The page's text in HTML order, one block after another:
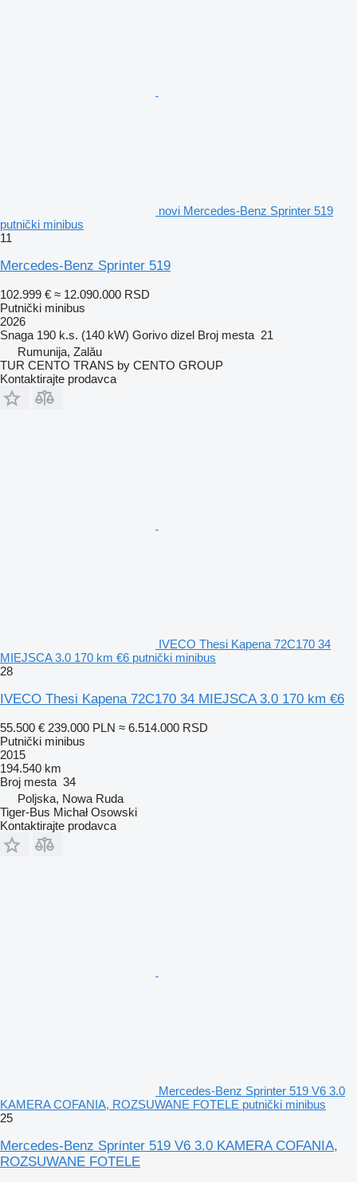
novi Mercedes-Benz Sprinter 519
putnički minibus
11
Mercedes-Benz Sprinter 519
102.999 € ≈ 12.090.000 RSD
Putnički minibus
2026
Snaga 190 k.s. (140 kW) Gorivo dizel Broj mesta 21
Rumunija, Zalău
TUR CENTO TRANS by CENTO GROUP
Kontaktirajte prodavca
IVECO Thesi Kapena 72C170 34
MIEJSCA 3.0 170 km €6 putnički minibus
28
IVECO Thesi Kapena 72C170 34 MIEJSCA 3.0 170 km €6
55.500 € 239.000 PLN ≈ 6.514.000 RSD
Putnički minibus
2015
194.540 km
Broj mesta 34
Poljska, Nowa Ruda
Tiger-Bus Michał Osowski
Kontaktirajte prodavca
Mercedes-Benz Sprinter 519 V6 3.0
KAMERA COFANIA, ROZSUWANE FOTELE putnički minibus
25
Mercedes-Benz Sprinter 519 V6 3.0 KAMERA COFANIA,
ROZSUWANE FOTELE